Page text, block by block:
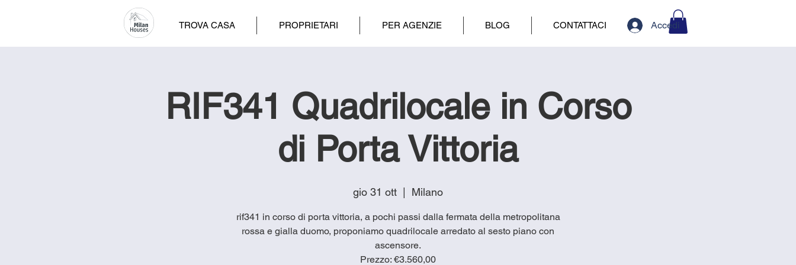
TROVA CASA PROPRIETARI PER AGENZIE BLOG CONTATTACI Accedi
RIF341 Quadrilocale in Corso
di Porta Vittoria
gio 31 ott
  |
Milano
rif341 in corso di porta vittoria, a pochi passi dalla fermata della metropolitana
rossa e gialla duomo, proponiamo quadrilocale arredato al sesto piano con
ascensore.
Prezzo: €3.560,00